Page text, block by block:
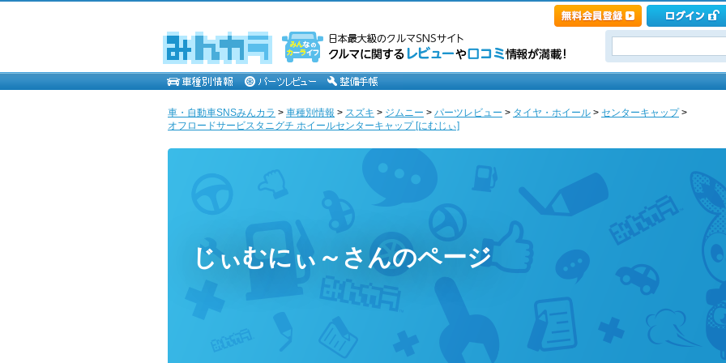
車・自動車SNSみんカラ > 車種別情報 > スズキ > ジムニー > パーツレビュー > タイヤ・ホイール > センターキャップ>
オフロードサービスタニグチ ホイールセンターキャップ [にむじぃ]
じぃむにぃ～さんのページ